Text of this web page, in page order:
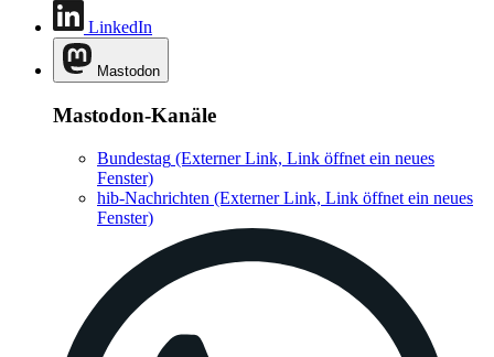
LinkedIn
Mastodon
Mastodon-Kanäle
Bundestag (Externer Link, Link öffnet ein neues
Fenster)
hib-Nachrichten (Externer Link, Link öffnet ein neues
Fenster)